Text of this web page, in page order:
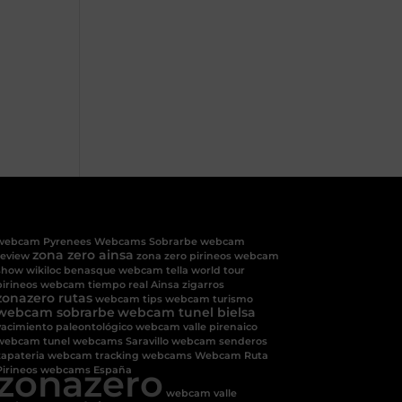
Pyrenees Webcams Sobrarbe webcam
zona zero ainsa zona zero pirineos webcam
wikiloc benasque webcam tella world tour
webcam tiempo real Ainsa zigarros
rutas webcam tips webcam turismo
sobrarbe webcam tunel bielsa
paleontológico webcam valle pirenaico
tunel webcams Saravillo webcam senderos
webcam tracking webcams Webcam Ruta
webcams España
webcam valle